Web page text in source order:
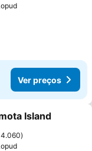
Ver preços
favoritos
Island
4.060